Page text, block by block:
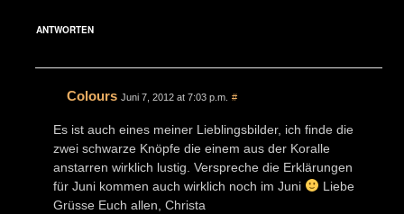
ANTWORTEN
Colours Juni 7, 2012 at 7:03 p.m. #
Es ist auch eines meiner Lieblingsbilder, ich finde die
zwei schwarze Knöpfe die einem aus der Koralle
anstarren wirklich lustig. Verspreche die Erklärungen
für Juni kommen auch wirklich noch im Juni
Liebe
Grüsse Euch allen, Christa